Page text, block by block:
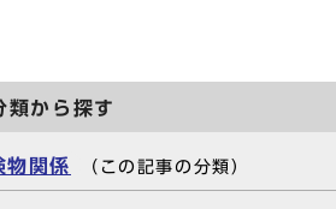
類から探す
物関係 （この記事の分類）